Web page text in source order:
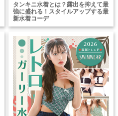
タンキニ水着とは？露出を抑えて最
強に盛れる！スタイルアップする最
新水着コーデ